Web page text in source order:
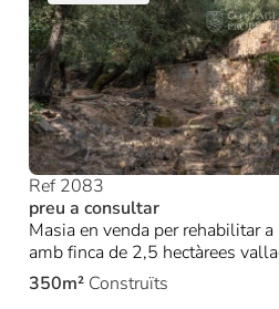
Ref 2083
preu a consultar
Masia en venda per rehabilitar
amb finca de 2,5 hectàrees
350m² Construïts